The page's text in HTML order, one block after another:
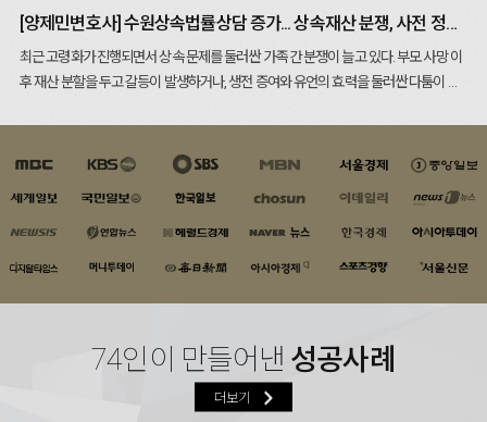
무에서 가장 중요한 쟁점은 ‘혼인 파
탄 시점’이다. 이미 장기간 별거가 이
어지고 부부 간 교류가 단절된 상태였
다면, 새로운 교제 관계가 혼인 파탄
관계 회복 가능성이 남아 있었다면,
이어질 수 있다. 별거중외도 사건에서
는 문자메시지, 통화 내역, 숙박 기록,
계좌 이체 내역, 사진 등 다양한 자료
이후인지를 가르는 판단 자료가 된
다. 또한 제3자인 상대방이 배우자의
혼인 사실을 알고 있었는지도 중요한
담, 책임 공방 등이 주요 문제로 나타난다. 반복되는 치료 실패로 심리적 충격이 누적되
한 사정이 장기간 지속돼 혼인 공동생활이 사실상 어려운 상태가 됐다면 법원은 혼인
파탄을 인정할 가능성이 있다.불임이혼 사건에서 중요한 요소는 책임의 정도다. 특정
는 사정만으로는 상대방의 책임이 인정되기 어렵다.또한 입양에 대한 의견 차이, 시험
관 시술 비용 부담, 생활 방식 갈등 등이 복합적으로 작용하는 경우도 많다. 법원은 단일
전문가들은 감정적 대응을 피하고 객관적인 자료를 준비하는 것이 중요하다고 조언한
다. 상담 기록, 치료 과정, 대화 내용, 생활 경위 등은 혼인 파탄의 원인을 설명하는 자료
간 동안 형성된 재산은 공동 재산으로 평가될 수 있으며, 혼인 파탄 책임이 인정되는 경
우 위자료가 인정될 여지도 있다.불임이혼은 단순한 출산 문제를 넘어 부부 관계와 심
리적 갈등이 복합적으로 얽힌 사안이다. 관계 회복이 어려운 상태에 이르렀다면 절차와
이혼과 재판상 이혼으로 구분된다. 협의이혼은 당사자 간 합의가 이루어질 경우 비교적
신속하게 진행되지만, 재산분할·양육권·양육비 등에 대한 의견 차이가 존재하면 결국
재판으로 이어지는 경우가 많다. 초기 단계에서 쟁점을 정리하지 못하면 분쟁이 장기화
된 재산의 범위와 기여도를 어떻게 평가할 것인지에 따라 결과가 크게 달라진다. 부동
중요하다.자녀가 있는 경우 양육권과 양육비도 핵심 쟁점이 된다. 법원은 부모의 경제
력뿐 아니라 양육 환경, 자녀와의 관계, 생활 안정성 등을 종합적으로 고려해 판단한다.
이 과정에서 감정적 대립이 심화되면 오히려 자녀에게 부정적 영향을 줄 수 있어 신중
절차와 준비해야 할 자료를 안내받는 것이 중요하다. 혼인관계 파탄 사유, 재산 형성 경
위, 자녀 양육 상황 등을 미리 정리하면, 이후 협의나 조정 과정에서 불필요한 갈등을 줄
등 혼인 파탄의 책임이 인정될 경우 손해배상 청구가 가능하며, 증거 확보 여부가 결과
에 큰 영향을 미친다. 문자메시지, 통화 기록, 금융 자료 등이 주요 판단 자료로 활용된
다.전문가들은 “이혼은 단순한 관계 종료가 아니라 법적 절차를 수반하는 사건”이라고
[양제민변호사] 수원상속법률상담 증가... 상속재산 분쟁, 사전 정리...
최근 고령화가 진행되면서 상속 문제를 둘러싼 가족 간 분쟁이 늘고 있다. 부모 사망 이
후 재산 분할을 두고 갈등이 발생하거나, 생전 증여와 유언의 효력을 둘러싼 다툼이 이
채무 승계 등 여러 법적 쟁점이 복합적으로 얽힌다. 특히 상속재산에 부동산이 포함된
은 유류분 청구다. 특정 상속인이 생전에 많은 재산을 증여받았거나 유언으로 대부분의
재산을 취득한 경우, 다른 상속인은 최소한의 법정 지분을 요구할 수 있다. 이 과정에서
여분 주장도 가능하다. 법원은 간병 기간과 정도, 경제적 기여 여부 등을 종합적으로 고
정받기 어렵다는 점에서 분쟁이 잦다. 수원상속법률상담에서는 이러한 상속 구조를 정
리하고, 상속재산 목록 작성과 채무 확인 절차를 먼저 진행하는 것이 중요하다고 조언
한다. 상속은 재산뿐 아니라 채무도 함께 승계되므로, 상속포기나 한정승인을 검토해야
74인이 만들어낸 성공사례
더보기